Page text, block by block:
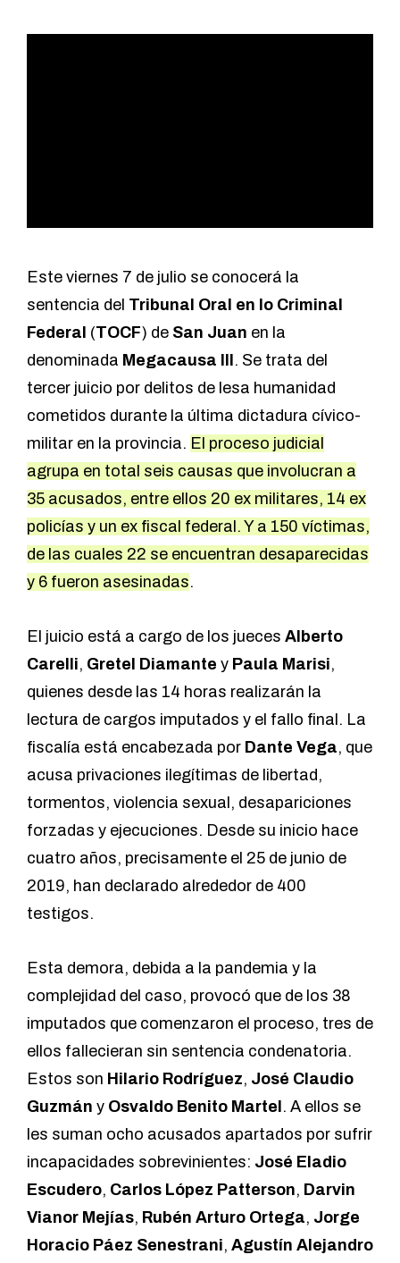
Este viernes 7 de julio se conocerá la
sentencia del Tribunal Oral en lo Criminal
Federal (TOCF) de San Juan en la
denominada Megacausa III . Se trata del
tercer juicio por delitos de lesa humanidad
cometidos durante la última dictadura cívico-
militar en la provincia. El proceso judicial
agrupa en total seis causas que involucran a
35 acusados, entre ellos 20 ex militares, 14 ex
policías y un ex fiscal federal. Y a 150 víctimas,
de las cuales 22 se encuentran desaparecidas
y 6 fueron asesinadas.
El juicio está a cargo de los jueces Alberto
Carelli, Gretel Diamante y Paula Marisi,
quienes desde las 14 horas realizarán la
lectura de cargos imputados y el fallo final. La
fiscalía está encabezada por Dante Vega, que
acusa privaciones ilegítimas de libertad,
tormentos, violencia sexual, desapariciones
forzadas y ejecuciones. Desde su inicio hace
cuatro años, precisamente el 25 de junio de
2019, han declarado alrededor de 400
testigos.
Esta demora, debida a la pandemia y la
complejidad del caso, provocó que de los 38
imputados que comenzaron el proceso, tres de
ellos fallecieran sin sentencia condenatoria.
Estos son Hilario Rodríguez, José Claudio
Guzmán y Osvaldo Benito Martel . A ellos se
les suman ocho acusados apartados por sufrir
incapacidades sobrevinientes: José Eladio
Escudero, Carlos López Patterson, Darvin
Vianor Mejías, Rubén Arturo Ortega, Jorge
Horacio Páez Senestrani, Agustín Alejandro